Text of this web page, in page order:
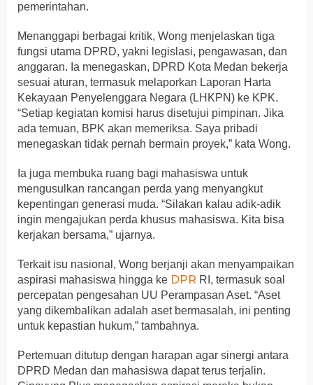
pemerintahan.
Menanggapi berbagai kritik, Wong menjelaskan tiga
fungsi utama DPRD, yakni legislasi, pengawasan, dan
anggaran. Ia menegaskan, DPRD Kota Medan bekerja
sesuai aturan, termasuk melaporkan Laporan Harta
Kekayaan Penyelenggara Negara (LHKPN) ke KPK.
“Setiap kegiatan komisi harus disetujui pimpinan. Jika
ada temuan, BPK akan memeriksa. Saya pribadi
menegaskan tidak pernah bermain proyek,” kata Wong.
Ia juga membuka ruang bagi mahasiswa untuk
mengusulkan rancangan perda yang menyangkut
kepentingan generasi muda. “Silakan kalau adik-adik
ingin mengajukan perda khusus mahasiswa. Kita bisa
kerjakan bersama,” ujarnya.
Terkait isu nasional, Wong berjanji akan menyampaikan
aspirasi mahasiswa hingga ke DPR RI, termasuk soal
percepatan pengesahan UU Perampasan Aset. “Aset
yang dikembalikan adalah aset bermasalah, ini penting
untuk kepastian hukum,” tambahnya.
Pertemuan ditutup dengan harapan agar sinergi antara
DPRD Medan dan mahasiswa dapat terus terjalin.